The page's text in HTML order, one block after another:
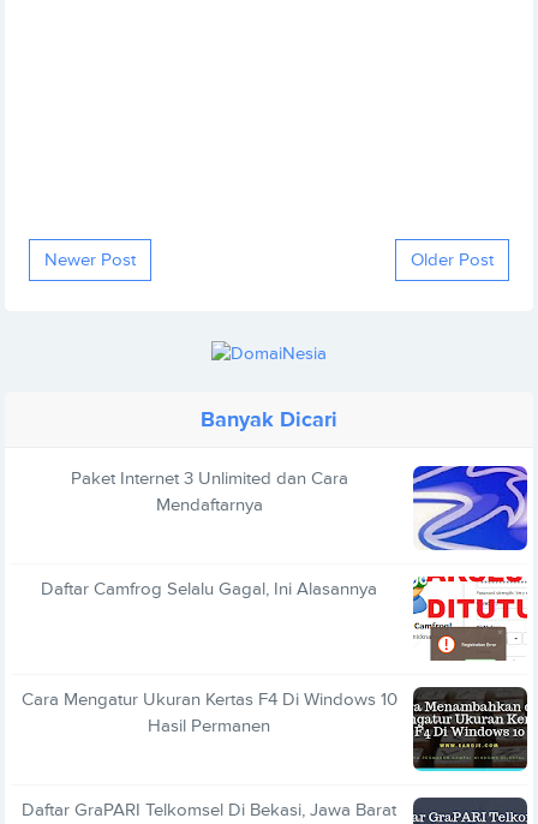
Newer Post Older Post
Banyak Dicari
Paket Internet 3 Unlimited dan Cara
Mendaftarnya
Daftar Camfrog Selalu Gagal, Ini Alasannya
Cara Mengatur Ukuran Kertas F4 Di Windows 10
Hasil Permanen
Daftar GraPARI Telkomsel Di Bekasi, Jawa Barat